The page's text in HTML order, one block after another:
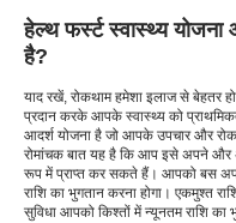
हेल्थ फर्स्ट स्वास्थ्य
है?
याद रखें, रोकथाम हमेशा इलाज से बेहतर
प्रदान करके आपके स्वास्थ्य को
आदर्श योजना है जो आपके उपचार और
रोमांचक बात यह है कि आप इसे अपने और
रूप में प्राप्त कर सकते हैं। आपको बस
राशि का भुगतान करना होगा। एकमुश्त
सुविधा आपको किश्तों में न्यूनतम राशि